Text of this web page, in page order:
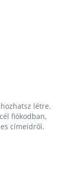
létre.
fiókodban,
címeidről.